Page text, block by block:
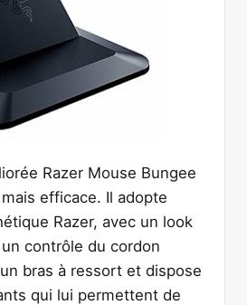
Razer Mouse Bungee
efficace. Il adopte
Razer, avec un look
contrôle du cordon
bras à ressort et dispose
qui lui permettent de